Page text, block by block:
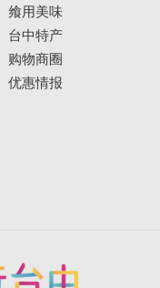
飨用美味
台中特产
购物商圈
优惠情报